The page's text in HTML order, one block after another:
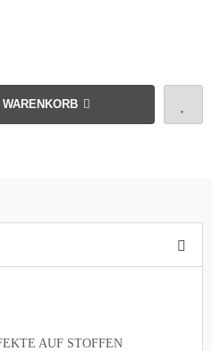
WARENKORB
AUF STOFFEN